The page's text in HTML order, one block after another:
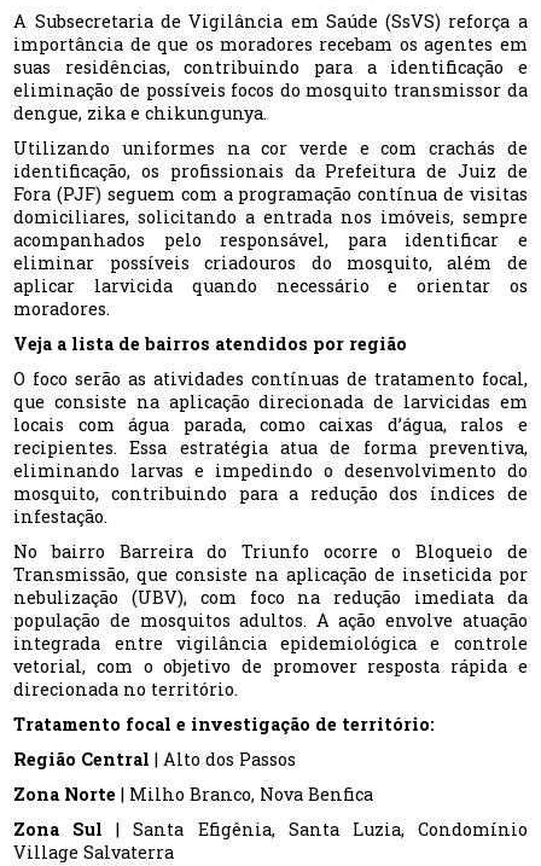
A Subsecretaria de Vigilância em Saúde (SsVS) reforça a
importância de que os moradores recebam os agentes em
suas residências, contribuindo para a identificação e
eliminação de possíveis focos do mosquito transmissor da
dengue, zika e chikungunya.
Utilizando uniformes na cor verde e com crachás de
identificação, os profissionais da Prefeitura de Juiz de
Fora (PJF) seguem com a programação contínua de visitas
domiciliares, solicitando a entrada nos imóveis, sempre
acompanhados pelo responsável, para identificar e
eliminar possíveis criadouros do mosquito, além de
aplicar larvicida quando necessário e orientar os
moradores.
Veja a lista de bairros atendidos por região
O foco serão as atividades contínuas de tratamento focal,
que consiste na aplicação direcionada de larvicidas em
locais com água parada, como caixas d’água, ralos e
recipientes. Essa estratégia atua de forma preventiva,
eliminando larvas e impedindo o desenvolvimento do
mosquito, contribuindo para a redução dos índices de
infestação.
No bairro Barreira do Triunfo ocorre o Bloqueio de
Transmissão, que consiste na aplicação de inseticida por
nebulização (UBV), com foco na redução imediata da
população de mosquitos adultos. A ação envolve atuação
integrada entre vigilância epidemiológica e controle
vetorial, com o objetivo de promover resposta rápida e
direcionada no território.
Tratamento focal e investigação de território:
Região Central | Alto dos Passos
Zona Norte | Milho Branco, Nova Benfica
Zona Sul | Santa Efigênia, Santa Luzia, Condomínio
Village Salvaterra